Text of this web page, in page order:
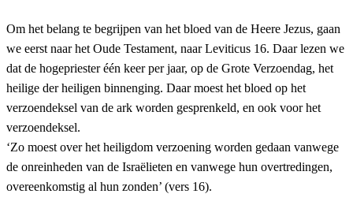
Om het belang te begrijpen van het bloed van de Heere Jezus, gaan
we eerst naar het Oude Testament, naar Leviticus 16. Daar lezen we
dat de hogepriester één keer per jaar, op de Grote Verzoendag, het
heilige der heiligen binnenging. Daar moest het bloed op het
verzoendeksel van de ark worden gesprenkeld, en ook voor het
verzoendeksel.
‘Zo moest over het heiligdom verzoening worden gedaan vanwege
de onreinheden van de Israëlieten en vanwege hun overtredingen,
overeenkomstig al hun zonden’ (vers 16).